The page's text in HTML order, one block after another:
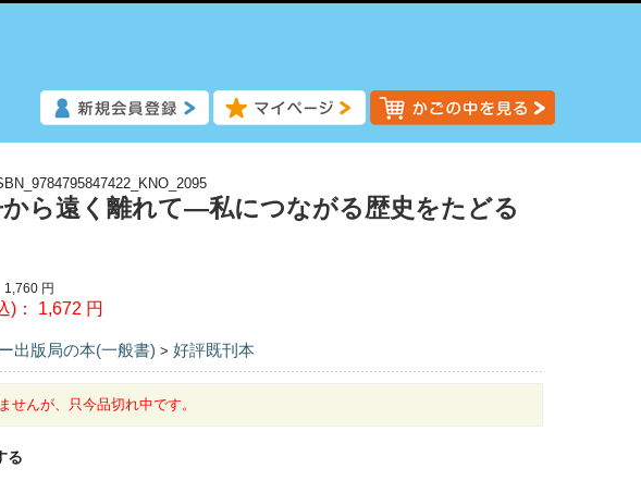
ら遠く離れて―私につながる歴史をたどる
1,760 円
)： 1,672 円
出版局の本(一般書) > 好評既刊本
せんが、只今品切れ中です。
る